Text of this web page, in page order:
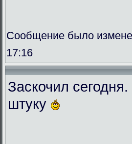
Сообщение было
17:16
Заскочил
штуку